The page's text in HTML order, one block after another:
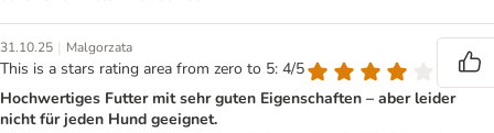
31.10.25 | Malgorzata
This is a stars rating area from zero to 5: 4/5
Hochwertiges Futter mit sehr guten Eigenschaften – aber leider
nicht für jeden Hund geeignet.